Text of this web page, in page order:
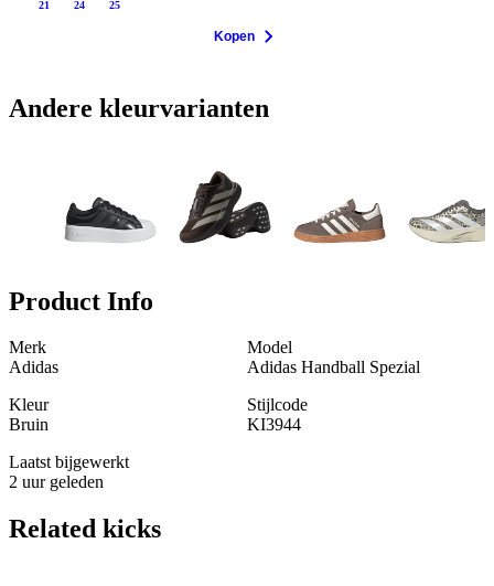
21 24 25
Kopen
Andere kleurvarianten
Product Info
Merk
Adidas
Model
Adidas Handball Spezial
Kleur
Bruin
Stijlcode
KI3944
Laatst bijgewerkt
2 uur geleden
Related kicks